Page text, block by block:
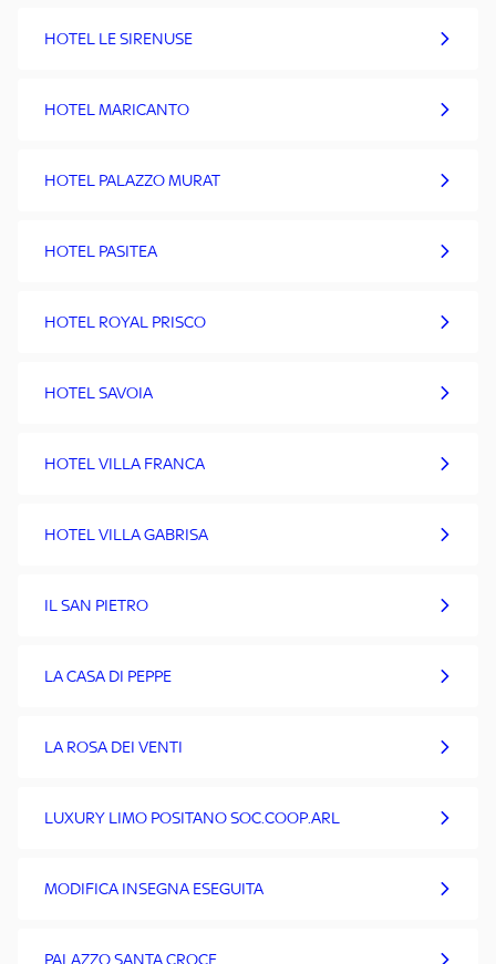
HOTEL LE SIRENUSE
HOTEL MARICANTO
HOTEL PALAZZO MURAT
HOTEL PASITEA
HOTEL ROYAL PRISCO
HOTEL SAVOIA
HOTEL VILLA FRANCA
HOTEL VILLA GABRISA
IL SAN PIETRO
LA CASA DI PEPPE
LA ROSA DEI VENTI
LUXURY LIMO POSITANO SOC.COOP.ARL
MODIFICA INSEGNA ESEGUITA
PALAZZO SANTA CROCE